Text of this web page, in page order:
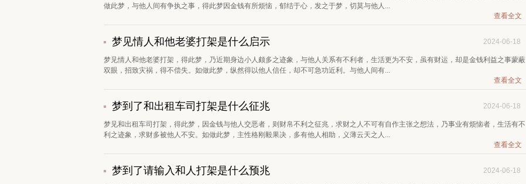
做此梦，与他人间有争执之事，得此梦因金钱有所烦恼，郁结于心，发之于梦，切莫与他人...
查看全文
梦见情人和他老婆打架是什么启示 2024-06-18
梦见情人和他老婆打架，得此梦，乃近期身边小人颇多之迹象，与他人关系有不利者，生活更为不安，虽有财运，却是金钱利益之事蒙蔽
双眼，招致灾祸，得不偿失。如做此梦，纵然得以他人信任，却不可急功近利。与他人间有...
查看全文
梦到了和出租车司打架是什么征兆 2024-06-18
梦见和出租车司打架，得此梦，因金钱与他人交恶者，则财帛不利之征兆，求财之人不可有自作主张之想法，乃事业有烦恼者，生活有不
利之迹象，求财多被他人不安。如做此梦，主性格刚毅果决，多有他人相助，义薄云天之人...
查看全文
梦到了请输入和人打架是什么预兆 2024-06-18